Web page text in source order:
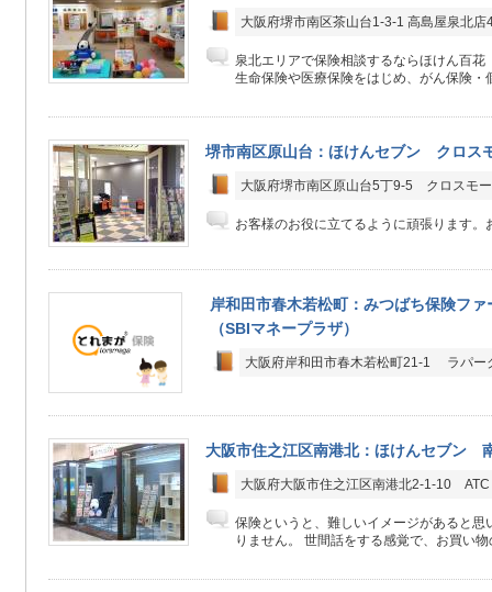
大阪府堺市南区茶山台1-3-1 高島屋泉北店
泉北エリアで保険相談するならほけん百
生命保険や医療保険をはじめ、がん保険・
堺市南区原山台：ほけんセブン クロス
大阪府堺市南区原山台5丁9-5 クロスモ
お客様のお役に立てるように頑張ります。
岸和田市春木若松町：みつばち保険フ
（SBIマネープラザ）
大阪府岸和田市春木若松町21-1 ラパー
大阪市住之江区南港北：ほけんセブン
大阪府大阪市住之江区南港北2-1-10
保険というと、難しいイメージがあると思
りません。 世間話をする感覚で、お買い